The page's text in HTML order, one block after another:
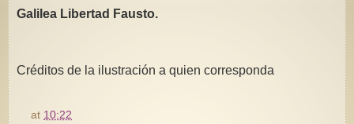
Galilea Libertad Fausto.
Créditos de la ilustración a quien corresponda
at 10:22